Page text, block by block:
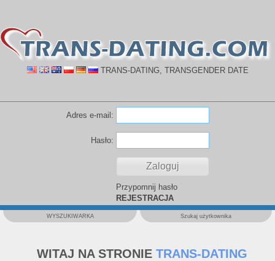
TRANS-DATING, TRANSGENDER DATE
Adres e-mail:
Hasło:
Przypomnij hasło
REJESTRACJA
WYSZUKIWARKA Szukaj użytkownika
WITAJ NA STRONIE TRANS-DATING